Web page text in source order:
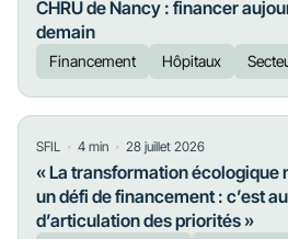
CHRU de Nancy : financer
demain
Financement Hôpitaux
SFIL ・ 4 min ・ 28 juillet 2026
« La transformation écologique
un défi de financement : c’est
d’articulation des priorités »